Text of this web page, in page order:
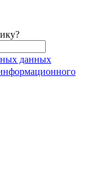
данных